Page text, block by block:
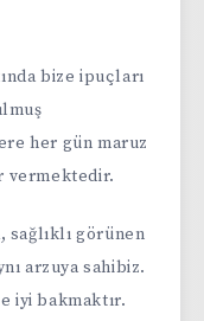
bize ipuçları
her gün maruz
vermektedir.
görünen
arzuya sahibiz.
iyi bakmaktır.